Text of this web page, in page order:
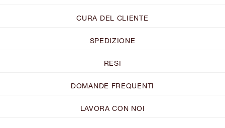
CURA DEL CLIENTE
SPEDIZIONE
RESI
DOMANDE FREQUENTI
LAVORA CON NOI